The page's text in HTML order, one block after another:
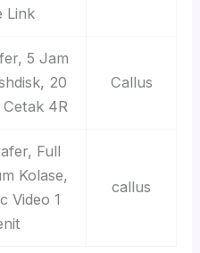
Link
5 Jam
20
Cetak 4R
Callus
Full
Kolase,
Video 1
callus